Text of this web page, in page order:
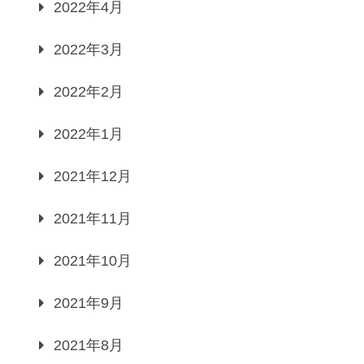
2022年4月
2022年3月
2022年2月
2022年1月
2021年12月
2021年11月
2021年10月
2021年9月
2021年8月